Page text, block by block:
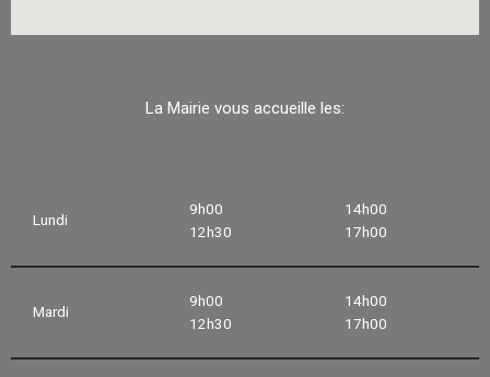
La Mairie vous accueille les:
Lundi
9h00
12h30
14h00
17h00
Mardi
9h00
12h30
14h00
17h00